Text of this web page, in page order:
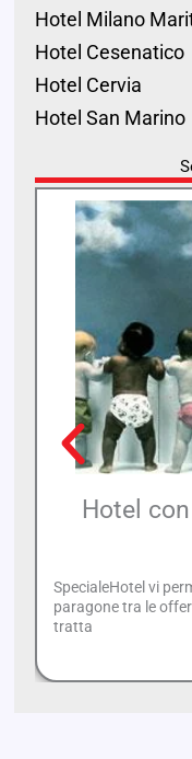
Hotel Milano
Hotel Cesenatico
Hotel Cervia
Hotel San Marino
Hotel
SpecialeHotel vi
paragone tra le
tratta